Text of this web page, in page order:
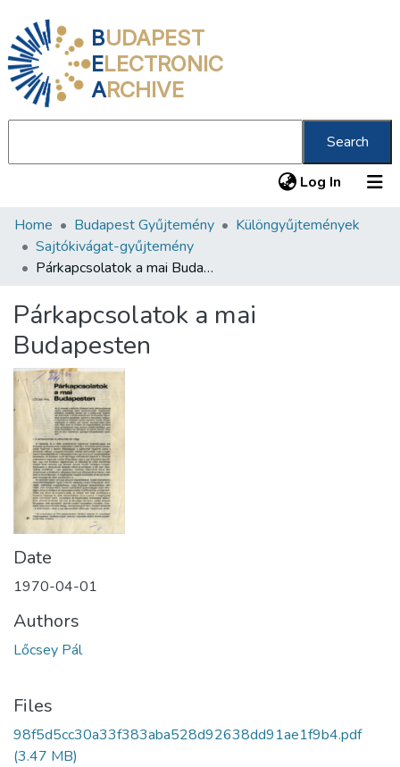
BUDAPEST
ELECTRONIC
ARCHIVE
Search
Log In (current)
Communities & Collections
All of DSpace
About us
Home Budapest Gyűjtemény
Különgyűjtemények
Sajtókivágat-gyűjtemény
Párkapcsolatok a mai Budapesten
Párkapcsolatok a mai
Budapesten
Date
1970-04-01
Authors
Lőcsey Pál
Files
98f5d5cc30a33f383aba528d92638dd91ae1f9b4.pdf
(3.47 MB)